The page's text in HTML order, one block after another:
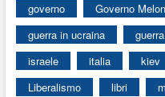
governo
Governo
guerra in ucraina
israele
italia kiev
Liberalismo
libri